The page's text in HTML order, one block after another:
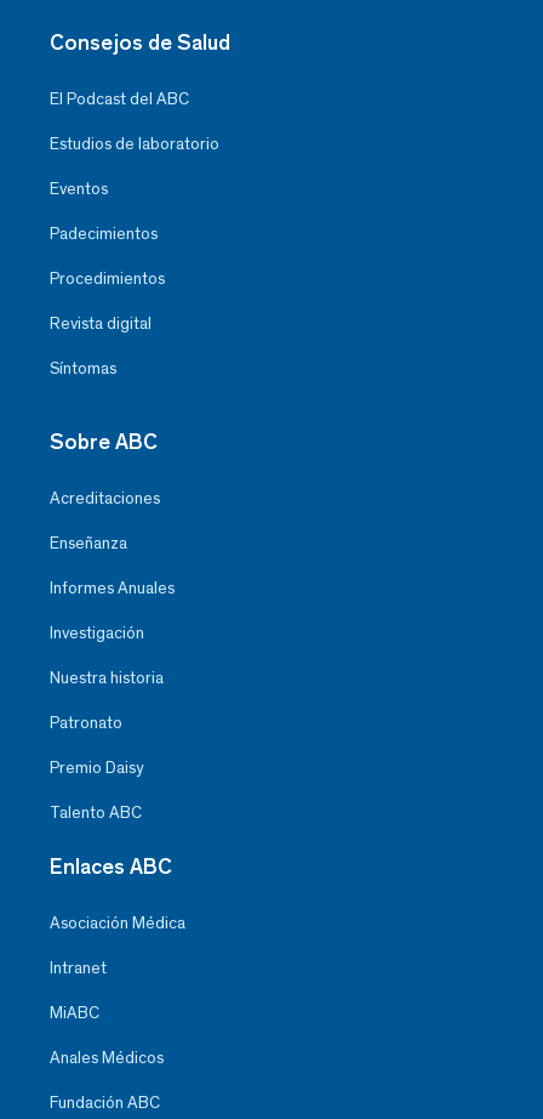
Consejos de Salud
El Podcast del ABC
Estudios de laboratorio
Eventos
Padecimientos
Procedimientos
Revista digital
Síntomas
Sobre ABC
Acreditaciones
Enseñanza
Informes Anuales
Investigación
Nuestra historia
Patronato
Premio Daisy
Talento ABC
Enlaces ABC
Asociación Médica
Intranet
MiABC
Anales Médicos
Fundación ABC